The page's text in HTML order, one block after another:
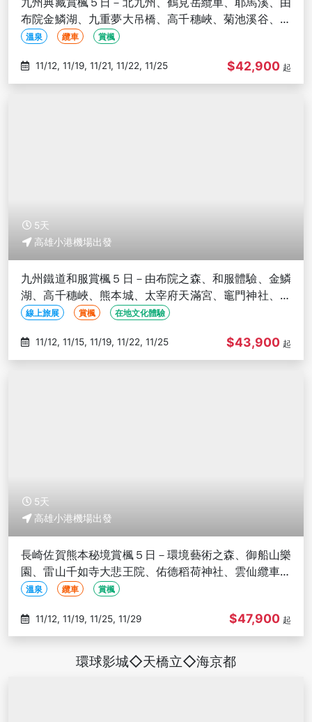
布院金鱗湖、九重夢大吊橋、高千穗峽、菊池溪谷、大
興善寺-高雄出發
溫泉 纜車 賞楓
11/12, 11/19, 11/21, 11/22, 11/25 $42,900 起
5天
高雄小港機場出發
九州鐵道和服賞楓５日－由布院之森、和服體驗、金鱗
湖、高千穗峽、熊本城、太宰府天滿宮、竈門神社、上
色見熊野座神社-高雄出發
線上旅展 賞楓 在地文化體驗
11/12, 11/15, 11/19, 11/22, 11/25 $43,900 起
5天
高雄小港機場出發
長崎佐賀熊本秘境賞楓５日－環境藝術之森、御船山樂
園、雷山千如寺大悲王院、佑德稻荷神社、雲仙纜車、
光明禪寺-高雄出發
溫泉 纜車 賞楓
11/12, 11/19, 11/25, 11/29 $47,900 起
環球影城◇天橋立◇海京都